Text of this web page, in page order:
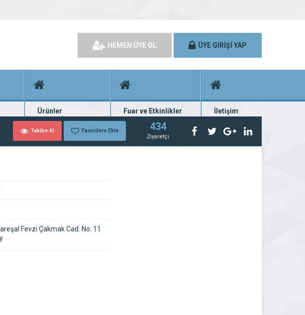
HEMEN ÜYE OL ÜYE GİRİŞİ YAP
Ürünler
Binlerce firma ürünü
Fuar ve Etkinlikler
Fuar ve etkinlik planları
İletişim
Bize ulaşın
Takibe Al
Favorilere Ekle 434
Ziyaretçi
Fevzi Çakmak Cad. No: 11